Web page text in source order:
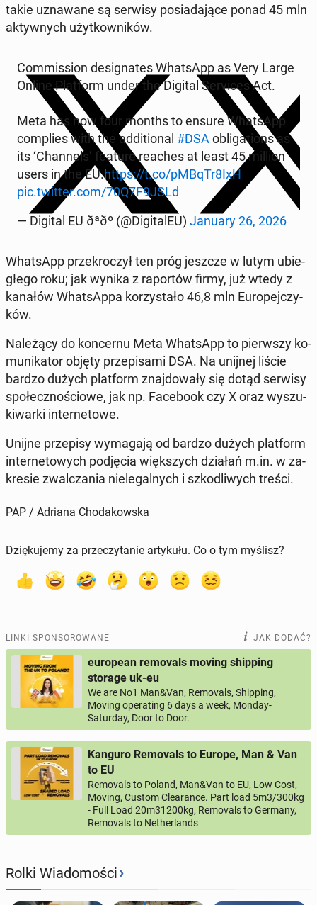
takie uzna­wa­ne są serwisy po­sia­da­ją­ce ponad 45 mln
ak­tyw­nych użyt­kow­ni­ków.
Com­mis­sion de­si­gna­tes What­sApp as Very Large
Online Plat­form under the Digital Se­rvi­ces Act.
Meta has now four months to ensure What­sApp
com­plies with the ad­di­tio­nal #DSA ob­li­ga­tions as
its ‘Chan­nels’ feature reaches at least 45 million
users in the EU.https://t.co/pMBqTr8IxH
pic.twitter.com/70Q7F9JSLd
— Digital EU ðªðº (@Di­gi­ta­lEU) January 26, 2026
What­sApp prze­kro­czył ten próg jeszcze w lutym ubie­
głe­go roku; jak wynika z ra­por­tów firmy, już wtedy z
kanałów What­sAp­pa ko­rzy­sta­ło 46,8 mln Eu­ro­pej­czy­
ków.
Na­le­żą­cy do kon­cer­nu Meta What­sApp to pierw­szy ko­
mu­ni­ka­tor objęty prze­pi­sa­mi DSA. Na unijnej liście
bardzo dużych plat­form znaj­do­wa­ły się dotąd serwisy
spo­łecz­no­ścio­we, jak np. Fa­ce­bo­ok czy X oraz wy­szu­
ki­war­ki in­ter­ne­to­we.
Unijne prze­pi­sy wy­ma­ga­ją od bardzo dużych plat­form
in­ter­ne­to­wych pod­ję­cia więk­szych działań m.in. w za­
kre­sie zwal­cza­nia nie­le­gal­nych i szko­dli­wych treści.
PAP / Adriana Chodakowska
Dziękujemy za przeczytanie artykułu. Co o tym myślisz?
LINKI SPONSOROWANE JAK DODAĆ?
european removals moving shipping
storage uk-eu
We are No1 Man&Van, Removals, Shipping,
Moving operating 6 days a week, Monday-
Saturday, Door to Door.
Kanguro Removals to Europe, Man & Van
to EU
Removals to Poland, Man&Van to EU, Low Cost,
Moving, Custom Clearance. Part load 5m3/300kg
- Full Load 20m31200kg, Removals to Germany,
Removals to Netherlands
Rolki Wiadomości›